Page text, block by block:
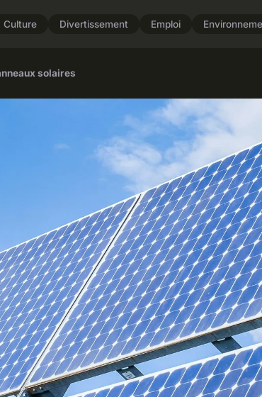
Culture Divertissement Emploi
solaires